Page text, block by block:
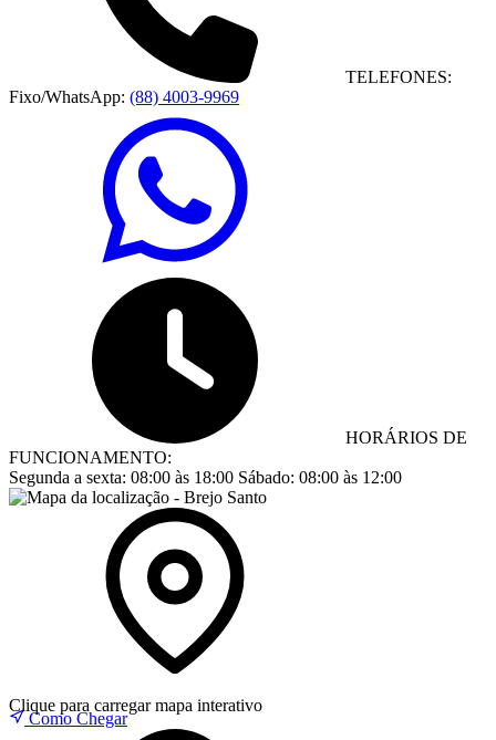
TELEFONES:
Fixo/WhatsApp: (88) 4003-9969
HORÁRIOS DE
FUNCIONAMENTO:
Segunda a sexta: 08:00 às 18:00 Sábado: 08:00 às 12:00
Clique para carregar mapa interativo
Como Chegar